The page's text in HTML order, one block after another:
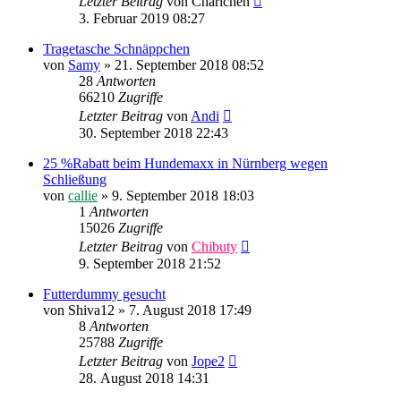
3. Februar 2019 08:27
Tragetasche Schnäppchen
von Samy » 21. September 2018 08:52
28 Antworten
66210 Zugriffe
Letzter Beitrag von Andi
30. September 2018 22:43
25 %Rabatt beim Hundemaxx in Nürnberg wegen
Schließung
von callie » 9. September 2018 18:03
1 Antworten
15026 Zugriffe
Letzter Beitrag von Chibuty
9. September 2018 21:52
Futterdummy gesucht
von Shiva12 » 7. August 2018 17:49
8 Antworten
25788 Zugriffe
Letzter Beitrag von Jope2
28. August 2018 14:31